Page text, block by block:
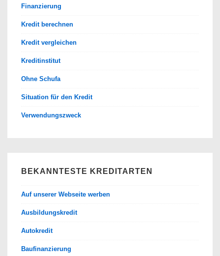
Finanzierung
Kredit berechnen
Kredit vergleichen
Kreditinstitut
Ohne Schufa
Situation für den Kredit
Verwendungszweck
BEKANNTESTE KREDITARTEN
Auf unserer Webseite werben
Ausbildungskredit
Autokredit
Baufinanzierung